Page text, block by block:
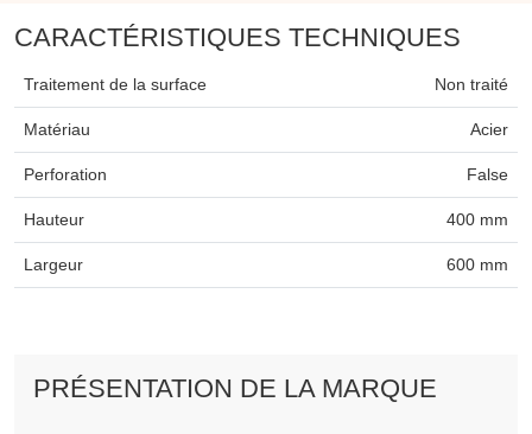
CARACTÉRISTIQUES TECHNIQUES
Traitement de la surface Non traité
Matériau Acier
Perforation False
Hauteur 400 mm
Largeur 600 mm
PRÉSENTATION DE LA MARQUE